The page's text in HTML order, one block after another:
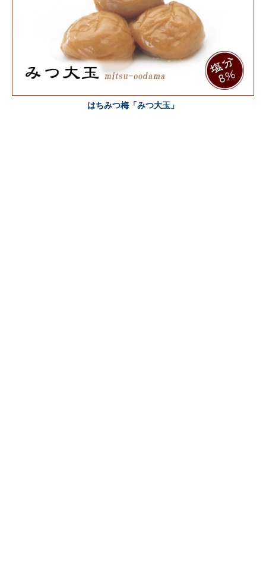
はちみつ梅「みつ大玉」